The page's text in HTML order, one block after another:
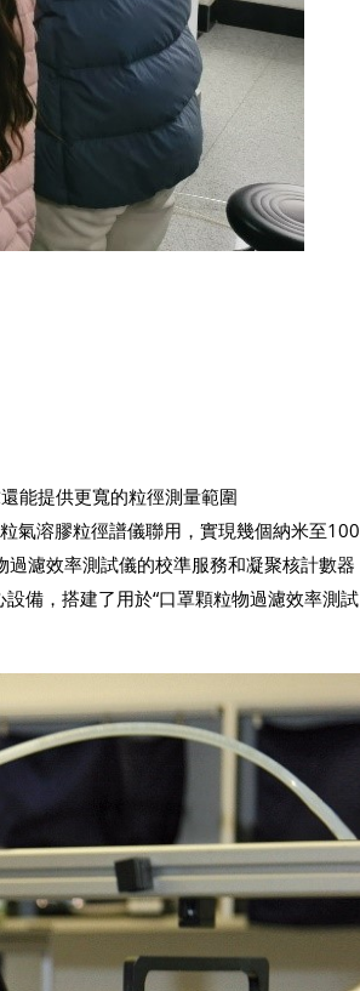
能提供更寬的粒徑測量範圍
氣溶膠粒徑譜儀聯用，實現幾個納米至100
濾效率測試儀的校準服務和凝聚核計數器
備，搭建了用於“口罩顆粒物過濾效率測試